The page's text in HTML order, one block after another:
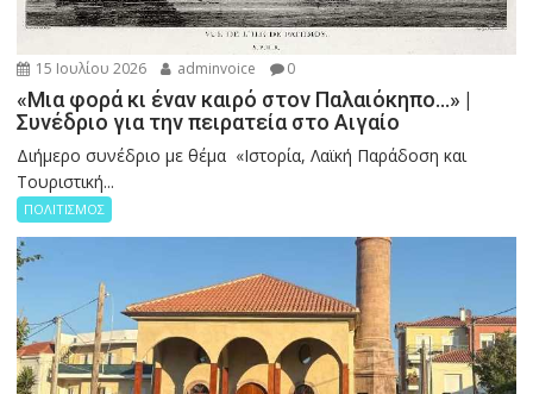
15 Ιουλίου 2026 adminvoice 0
«Μια φορά κι έναν καιρό στον Παλαιόκηπο…» |
Συνέδριο για την πειρατεία στο Αιγαίο
Διήμερο συνέδριο με θέμα «Ιστορία, Λαϊκή Παράδοση και
Τουριστική...
ΠΟΛΙΤΙΣΜΟΣ